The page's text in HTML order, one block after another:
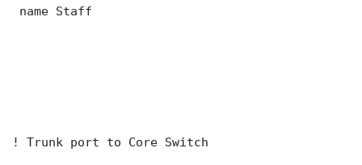
name Staff
! Trunk port to Core Switch